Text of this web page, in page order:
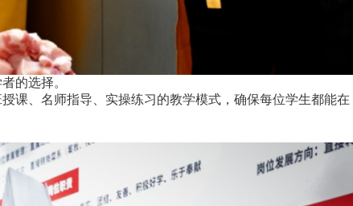
的选择。
、名师指导、实操练习的教学模式，确保每位学生都能在